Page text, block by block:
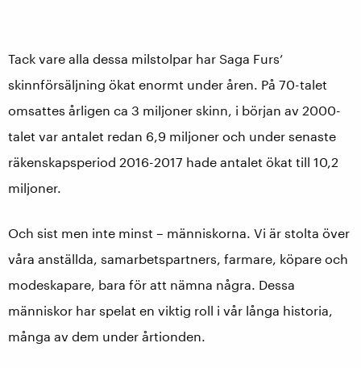
Tack vare alla dessa milstolpar har Saga Furs’
skinnförsäljning ökat enormt under åren. På 70-talet
omsattes årligen ca 3 miljoner skinn, i början av 2000-
talet var antalet redan 6,9 miljoner och under senaste
räkenskapsperiod 2016-2017 hade antalet ökat till 10,2
miljoner.
Och sist men inte minst – människorna. Vi är stolta över
våra anställda, samarbetspartners, farmare, köpare och
modeskapare, bara för att nämna några. Dessa
människor har spelat en viktig roll i vår långa historia,
många av dem under årtionden.